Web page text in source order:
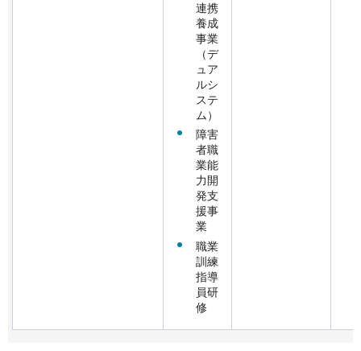
連携
養成
事業
（デ
ュア
ルシ
ステ
ム）
障害
者職
業能
力開
発支
援事
業
職業
訓練
指導
員研
修